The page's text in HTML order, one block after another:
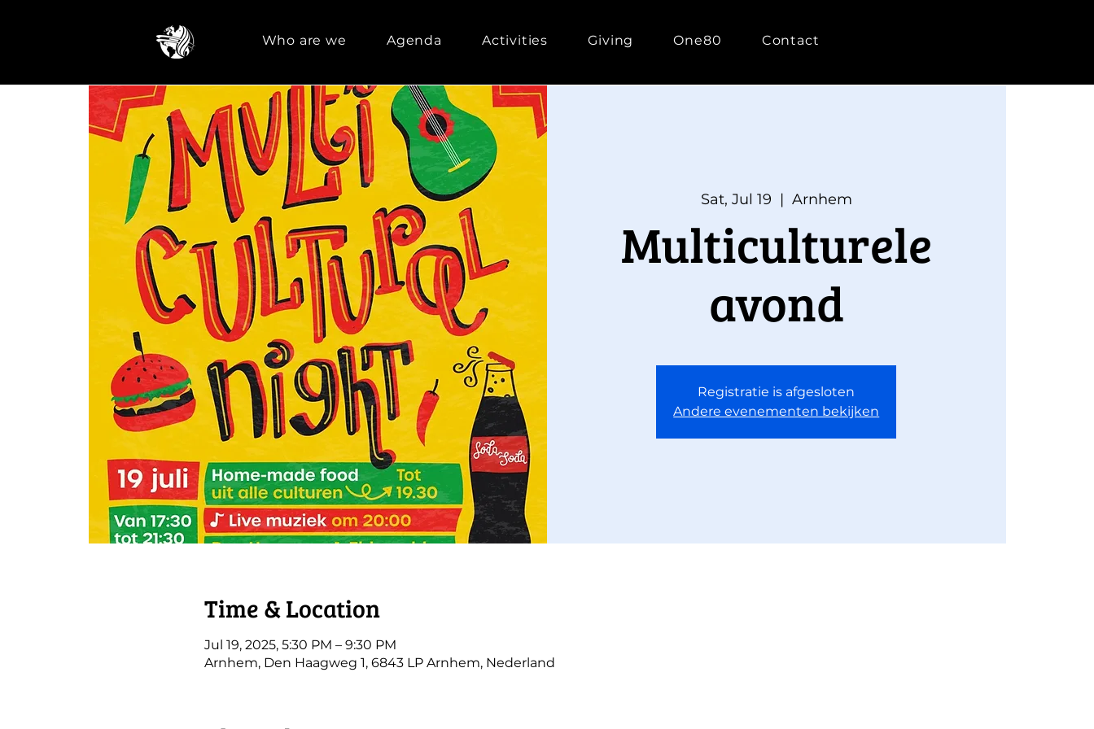
Who are we Agenda Activities Giving One80 Contact
Sat, Jul 19
  |
Arnhem
Multiculturele
avond
Registratie is afgesloten
Andere evenementen bekijken
Time & Location
Jul 19, 2025, 5:30 PM – 9:30 PM
Arnhem, Den Haagweg 1, 6843 LP Arnhem, Nederland